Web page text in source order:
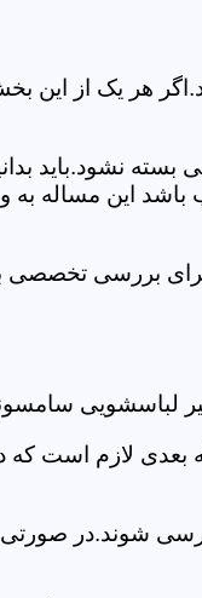
هر یک از این بخش
نشود.باید
این مساله به
بررسی تخصصی
لباسشویی
بعدی لازم است
شوند.در